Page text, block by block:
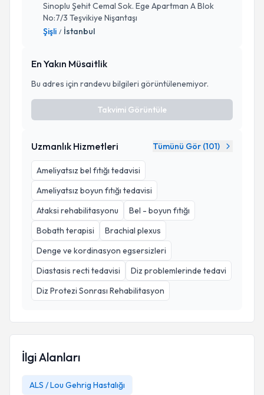
Sinoplu Şehit Cemal Sok. Ege Apartman A Blok
No:7/3 Teşvikiye Nişantaşı
Şişli / İstanbul
En Yakın Müsaitlik
Bu adres için randevu bilgileri görüntülenemiyor.
Takvimi Görüntüle
Uzmanlık Hizmetleri Tümünü Gör (101)
Ameliyatsız bel fıtığı tedavisi
Ameliyatsız boyun fıtığı tedavisi
Ataksi rehabilitasyonu
Bel - boyun fıtığı
Bobath terapisi
Brachial plexus
Denge ve kordinasyon egsersizleri
Diastasis recti tedavisi
Diz problemlerinde tedavi
Diz Protezi Sonrası Rehabilitasyon
İlgi Alanları
ALS / Lou Gehrig Hastalığı